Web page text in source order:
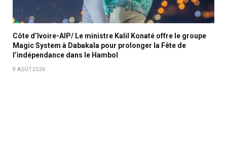
Côte d’Ivoire-AIP/ Le ministre Kalil Konaté offre le groupe
Magic System à Dabakala pour prolonger la Fête de
l’indépendance dans le Hambol
9 AOÛT 2026